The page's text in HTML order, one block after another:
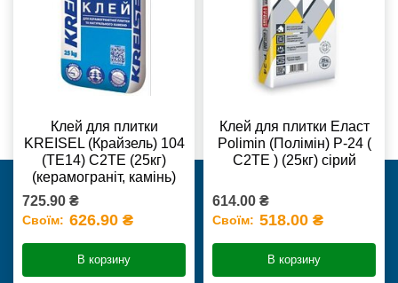
Клей для плитки
KREISEL (Крайзель) 104
(ТЕ14) С2TE (25кг)
(керамограніт, камінь)
725.90 ₴
Своїм: 626.90 ₴
В корзину
Клей для плитки Еласт
Polimin (Полімін) Р-24 (
С2ТЕ ) (25кг) сірий
614.00 ₴
Своїм: 518.00 ₴
В корзину